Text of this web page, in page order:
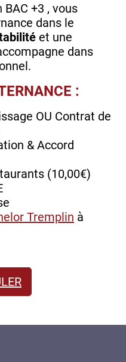
BAC +3 , vous
dans le
et une
dans
:
OU Contrat de
& Accord
(10,00€)
Tremplin à